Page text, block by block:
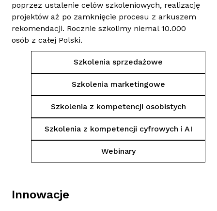
poprzez ustalenie celów szkoleniowych, realizację
projektów aż po zamknięcie procesu z arkuszem
rekomendacji. Rocznie szkolimy niemal 10.000
osób z całej Polski.
Szkolenia sprzedażowe
Szkolenia marketingowe
Szkolenia z kompetencji osobistych
Szkolenia z kompetencji cyfrowych i AI
Webinary
Innowacje